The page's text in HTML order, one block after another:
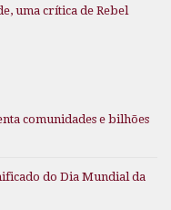
uma crítica de Rebel
comunidades e bilhões
do Dia Mundial da